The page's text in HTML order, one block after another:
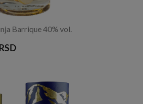
Barrique 40% vol.